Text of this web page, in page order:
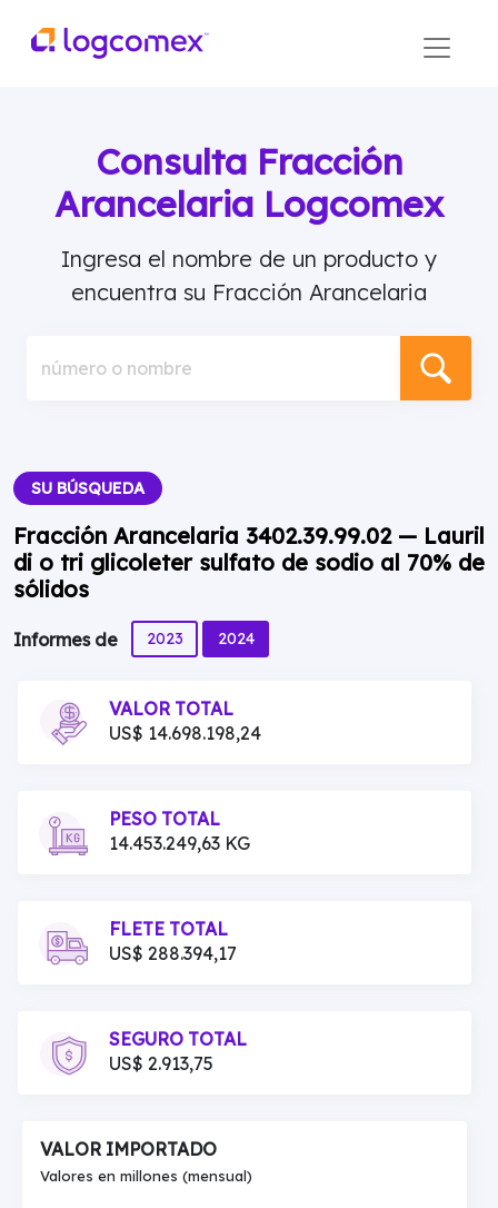
Consulta Fracción
Arancelaria Logcomex
Ingresa el nombre de un producto y
encuentra su Fracción Arancelaria
número o nombre
SU BÚSQUEDA
Fracción Arancelaria 3402.39.99.02 — Lauril
di o tri glicoleter sulfato de sodio al 70% de
sólidos
Informes de 2023 2024
VALOR TOTAL
US$ 14.698.198,24
PESO TOTAL
14.453.249,63 KG
FLETE TOTAL
US$ 288.394,17
SEGURO TOTAL
US$ 2.913,75
VALOR IMPORTADO
Valores en millones (mensual)